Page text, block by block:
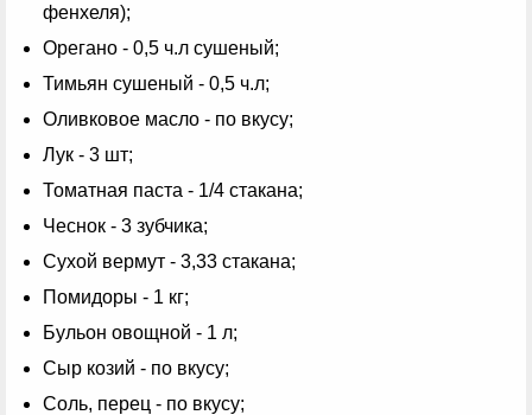
фенхеля);
Орегано - 0,5 ч.л сушеный;
Тимьян сушеный - 0,5 ч.л;
Оливковое масло - по вкусу;
Лук - 3 шт;
Томатная паста - 1/4 стакана;
Чеснок - 3 зубчика;
Сухой вермут - 3,33 стакана;
Помидоры - 1 кг;
Бульон овощной - 1 л;
Сыр козий - по вкусу;
Соль, перец - по вкусу;